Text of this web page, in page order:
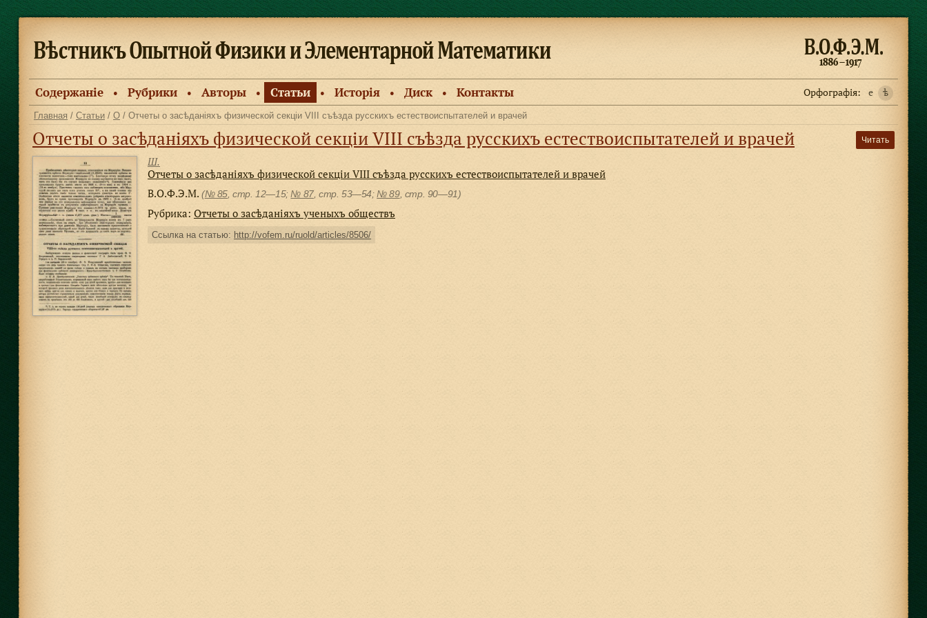
Содержанiе ● Рубрики ● Авторы ● Статьи ● Исторiя ● Диск ● Контакты Орфографiя: e ѣ
Главная / Статьи / О / Отчеты о засѣданіяхъ физической секціи VIII съѣзда русскихъ естествоиспытателей и врачей
Читать
Отчеты о засѣданіяхъ физической секціи VIII съѣзда русскихъ естествоиспытателей и врачей
Ш.
Отчеты о засѣданіяхъ физической секціи VIII съѣзда русскихъ естествоиспытателей и врачей
В.О.Ф.Э.М. (№ 85 , стр. 12—15; № 87, cтр. 53—54; № 89, cтр. 90—91)
Рубрика: Отчеты о засѣданiяхъ ученыхъ обществъ
Ссылка на статью: http://vofem.ru/ruold/articles/8506/